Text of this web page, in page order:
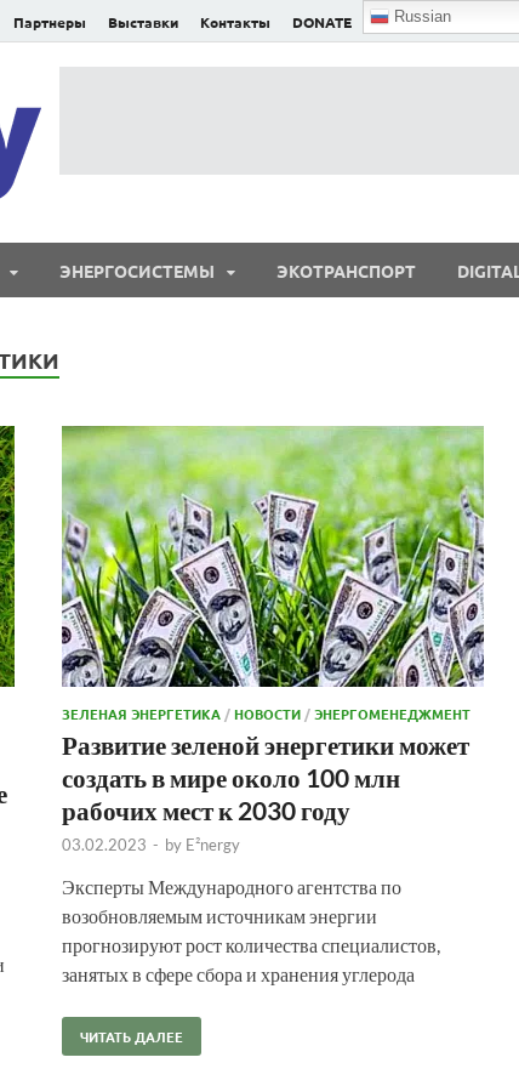
Партнеры Выставки Контакты DONATE Russian
ЭНЕРГОСИСТЕМЫ ЭКОТРАНСПОРТ DIGITAL
ЗЕЛЕНАЯ ЭНЕРГЕТИКА /НОВОСТИ /ЭНЕРГОМЕНЕДЖМЕНТ
Развитие зеленой энергетики может
создать в мире около 100 млн
рабочих мест к 2030 году
03.02.2023 - by E²nergy
Эксперты Международного агентства по
возобновляемым источникам энергии
прогнозируют рост количества специалистов,
занятых в сфере сбора и хранения углерода
ЧИТАТЬ ДАЛЕЕ